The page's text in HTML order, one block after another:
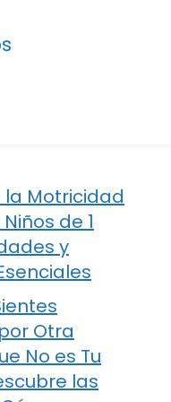
la Motricidad
de 1
y
Otra
No es Tu
las